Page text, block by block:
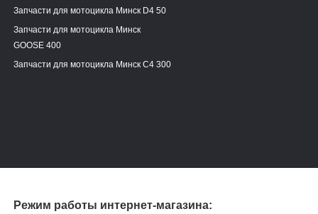
Запчасти для мотоцикла Минск D4 50
Запчасти для мотоцикла Минск
GOOSE 400
Запчасти для мотоцикла Минск C4 300
Режим работы интернет-магазина: